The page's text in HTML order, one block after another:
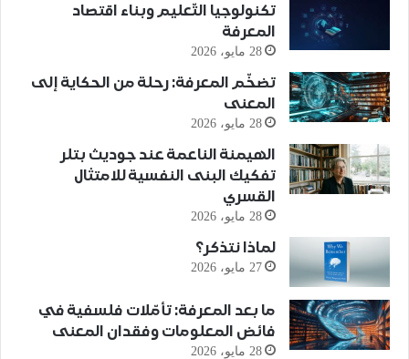
تكنولوجيا التّعليم وبناء اقتصاد
المعرفة
28 مايو، 2026
تضخّم المعرفة: رحلة من الحكاية إلى
المعنى
28 مايو، 2026
الهيمنة الناعمة عند جوديث بتلر
تفكيك البنى النفسية للامتثال
القسري
28 مايو، 2026
لماذا نتذكر؟
27 مايو، 2026
ما بعد المعرفة: تأمّلات فلسفية في
فائض المعلومات وفقدان المعنى
28 مايو، 2026